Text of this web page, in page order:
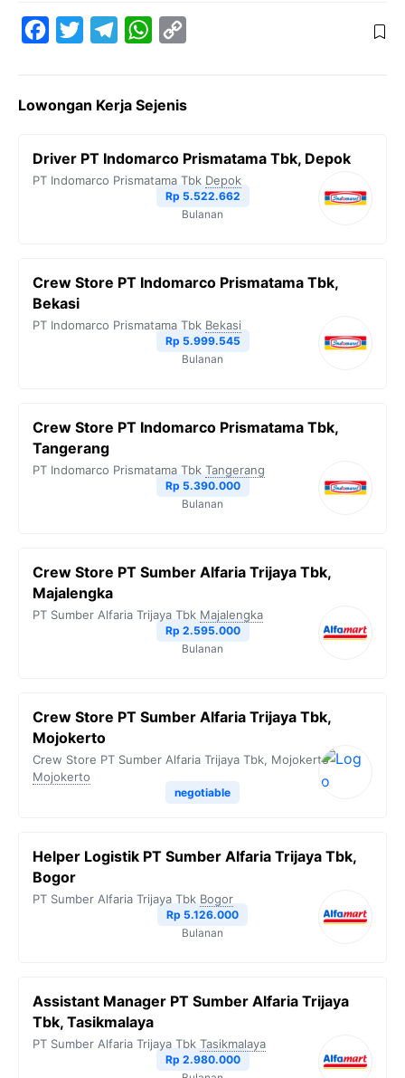
e
o
t
e
e
r
W
t
A
y
i
n
k
Lowongan Kerja Sejenis
Driver PT Indomarco Prismatama Tbk, Depok
PT Indomarco Prismatama Tbk Depok
Rp 5.522.662
Bulanan
Crew Store PT Indomarco Prismatama Tbk,
Bekasi
PT Indomarco Prismatama Tbk Bekasi
Rp 5.999.545
Bulanan
Crew Store PT Indomarco Prismatama Tbk,
Tangerang
PT Indomarco Prismatama Tbk Tangerang
Rp 5.390.000
Bulanan
Crew Store PT Sumber Alfaria Trijaya Tbk,
Majalengka
PT Sumber Alfaria Trijaya Tbk Majalengka
Rp 2.595.000
Bulanan
Crew Store PT Sumber Alfaria Trijaya Tbk,
Mojokerto
Crew Store PT Sumber Alfaria Trijaya Tbk, Mojokerto
Mojokerto
negotiable
Helper Logistik PT Sumber Alfaria Trijaya Tbk,
Bogor
PT Sumber Alfaria Trijaya Tbk Bogor
Rp 5.126.000
Bulanan
Assistant Manager PT Sumber Alfaria Trijaya
Tbk, Tasikmalaya
PT Sumber Alfaria Trijaya Tbk Tasikmalaya
Rp 2.980.000